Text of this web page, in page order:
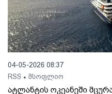
04-05-2026 08:37
RSS • მსოფლიო
ატლანტის ოკეანეში